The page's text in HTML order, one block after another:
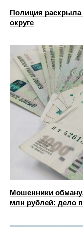
Полиция раскрыла
округе
Мошенники
млн рублей: дело